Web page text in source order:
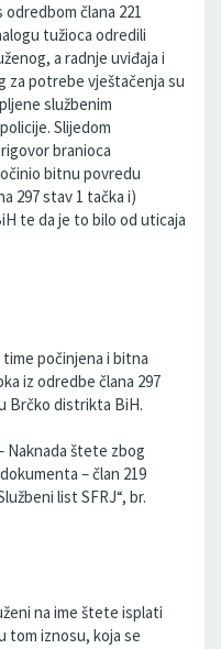
člana 221
tužioca odredili
a radnje uviđaja i
za potrebe vještačenja su
službenim
Slijedom
branioca
bitnu povredu
297 stav 1 tačka i)
te da je to bilo od uticaja
počinjena i bitna
iz odredbe člana 297
Brčko distrikta BiH.
Naknada štete zbog
– član 219
list SFRJ“, br.
na ime štete isplati
tom iznosu, koja se